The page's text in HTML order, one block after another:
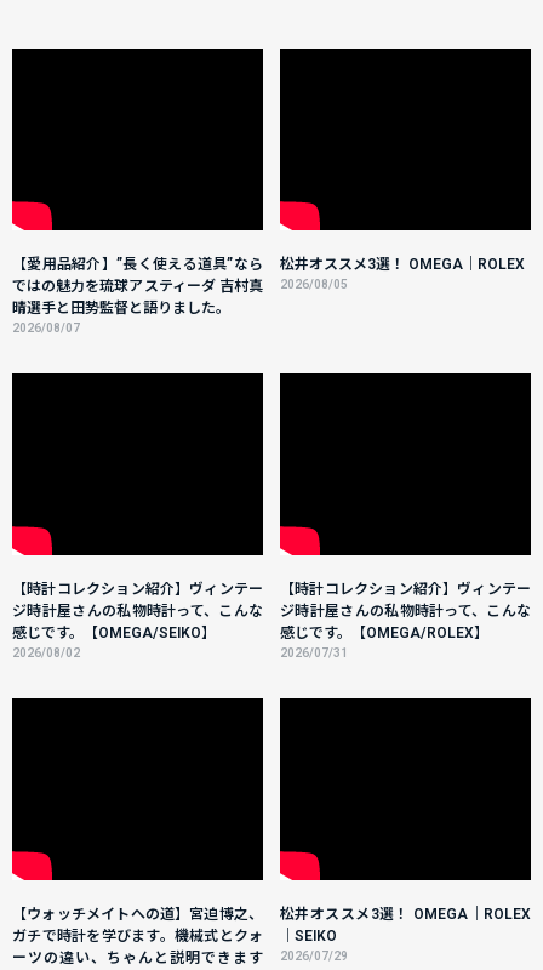
【愛用品紹介】”長く使える道具”なら
ではの魅力を琉球アスティーダ 吉村真
晴選手と田㔟監督と語りました。
2026/08/07
松井オススメ3選！ OMEGA｜ROLEX
2026/08/05
【時計コレクション紹介】ヴィンテー
ジ時計屋さんの私物時計って、こんな
感じです。【OMEGA/SEIKO】
2026/08/02
【時計コレクション紹介】ヴィンテー
ジ時計屋さんの私物時計って、こんな
感じです。【OMEGA/ROLEX】
2026/07/31
【ウォッチメイトへの道】宮迫博之、
ガチで時計を学びます。機械式とクォ
ーツの違い、ちゃんと説明できます
松井オススメ3選！ OMEGA｜ROLEX
｜SEIKO
2026/07/29